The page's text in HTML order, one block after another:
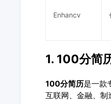
Enhancv
1. 100分简
100分简历是一款
互联网、金融、